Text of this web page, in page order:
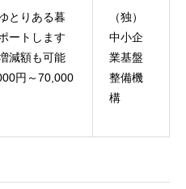
とりある暮
ートします
減額も可能
円～70,000
（独）
中小企
業基盤
整備機
構